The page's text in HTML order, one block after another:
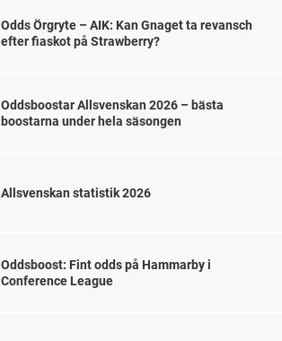
Odds Örgryte – AIK: Kan Gnaget ta revansch
efter fiaskot på Strawberry?
Oddsboostar Allsvenskan 2026 – bästa
boostarna under hela säsongen
Allsvenskan statistik 2026
Oddsboost: Fint odds på Hammarby i
Conference League